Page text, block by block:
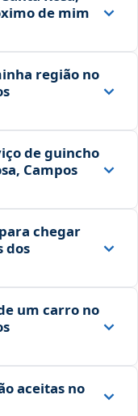
de mim
região no
de guincho
Campos
chegar
dos
um carro no
aceitas no